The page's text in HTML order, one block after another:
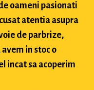
oameni pasionati
atentia asupra
de parbrize,
in stoc o
incat sa acoperim